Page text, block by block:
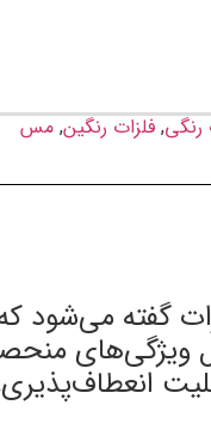
رنگی,فلزات رنگین,مس
گفته می‌شود
ویژگی‌های